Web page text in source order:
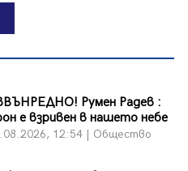
Румен Радев :
е взривен в нашето небе
12:54 | Общество